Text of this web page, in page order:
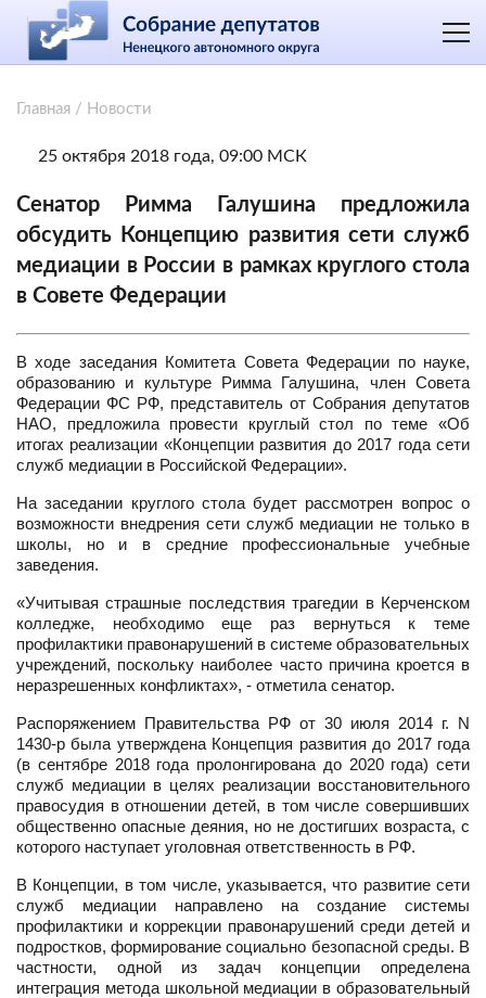
Главная / Новости
25 октября 2018 года, 09:00 МСК
Сенатор Римма Галушина предложила
обсудить Концепцию развития сети служб
медиации в России в рамках круглого стола
в Совете Федерации
В ходе заседания Комитета Совета Федерации по науке,
образованию и культуре Римма Галушина, член Совета
Федерации ФС РФ, представитель от Собрания депутатов
НАО, предложила провести круглый стол по теме «Об
итогах реализации «Концепции развития до 2017 года сети
служб медиации в Российской Федерации».
На заседании круглого стола будет рассмотрен вопрос о
возможности внедрения сети служб медиации не только в
школы, но и в средние профессиональные учебные
заведения.
«Учитывая страшные последствия трагедии в Керченском
колледже, необходимо еще раз вернуться к теме
профилактики правонарушений в системе образовательных
учреждений, поскольку наиболее часто причина кроется в
неразрешенных конфликтах», - отметила сенатор.
Распоряжением Правительства РФ от 30 июля 2014 г. N
1430-р была утверждена Концепция развития до 2017 года
(в сентябре 2018 года пролонгирована до 2020 года) сети
служб медиации в целях реализации восстановительного
правосудия в отношении детей, в том числе совершивших
общественно опасные деяния, но не достигших возраста, с
которого наступает уголовная ответственность в РФ.
В Концепции, в том числе, указывается, что развитие сети
служб медиации направлено на создание системы
профилактики и коррекции правонарушений среди детей и
подростков, формирование социально безопасной среды. В
частности, одной из задач концепции определена
интеграция метода школьной медиации в образовательный